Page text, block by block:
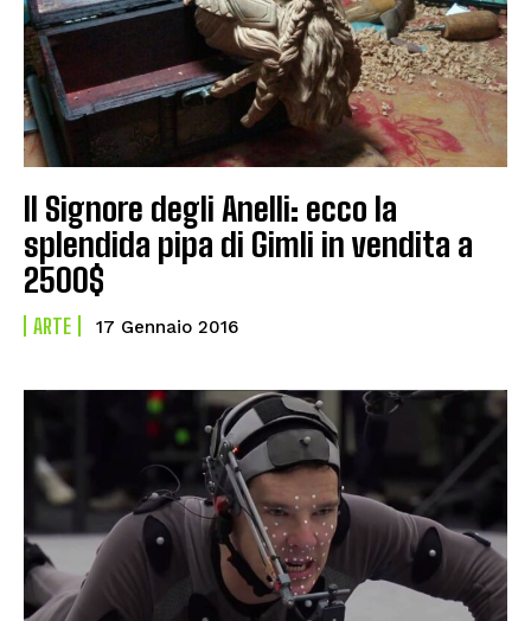
Il Signore degli Anelli: ecco la
splendida pipa di Gimli in vendita a
2500$
ARTE 17 Gennaio 2016